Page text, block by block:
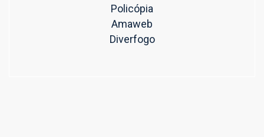
Policópia
Amaweb
Diverfogo